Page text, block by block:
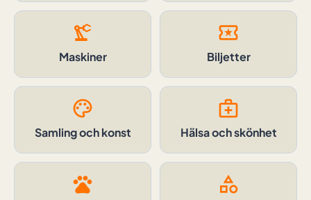
precision_manufacturing
Maskiner
local_activity
Biljetter
palette
Samling och konst
medical_services
Hälsa och skönhet
pets category